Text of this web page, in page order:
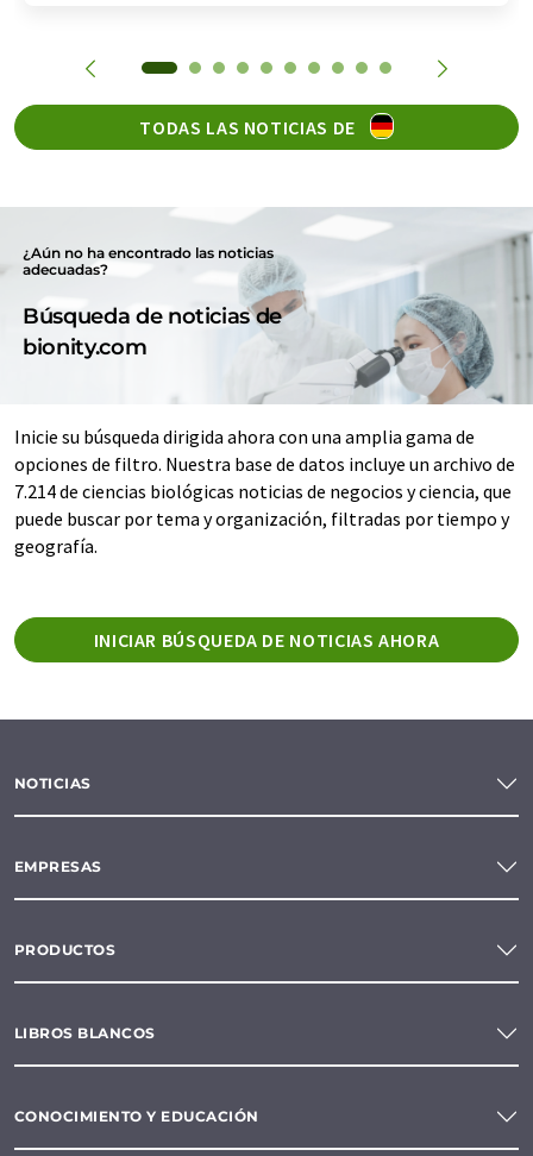
TODAS LAS NOTICIAS DE
¿Aún no ha encontrado las noticias
adecuadas?
Búsqueda de noticias de
bionity.com
Inicie su búsqueda dirigida ahora con una amplia gama de
opciones de filtro. Nuestra base de datos incluye un archivo de
7.214 de ciencias biológicas noticias de negocios y ciencia, que
puede buscar por tema y organización, filtradas por tiempo y
geografía.
INICIAR BÚSQUEDA DE NOTICIAS AHORA
NOTICIAS
EMPRESAS
PRODUCTOS
LIBROS BLANCOS
CONOCIMIENTO Y EDUCACIÓN